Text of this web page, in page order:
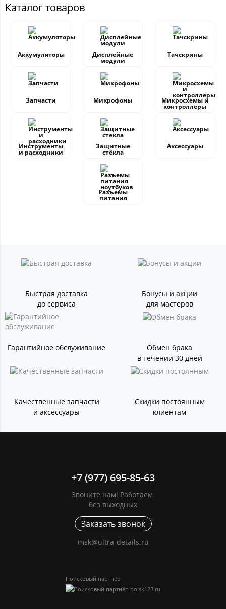
Каталог товаров
Аккумуляторы Дисплейные
модули
Тачскрины
Запчасти Микрофоны Микросхемы и
контроллеры
Инструменты
и расходники
Защитные
стёкла
Аксессуары
Разъемы
питания
Быстрая доставка
до сервиса
Бонусы и акции
для мастеров
Гарантийное обслуживание
Обмен брака
в течении 30 дней
Качественные запчасти
и аксессуары
Скидки постоянным
клиентам
+7 (977) 695-85-63
Звоните нам! Работаем
без выходных
Заказать звонок
msk@ultra-details.ru
Поисковый партнёр